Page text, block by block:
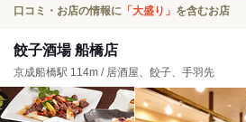
口コミ・お店の情報に 「大盛り」 を含むお店
餃子酒場 船橋店
京成船橋駅 114m / 居酒屋、餃子、手羽先